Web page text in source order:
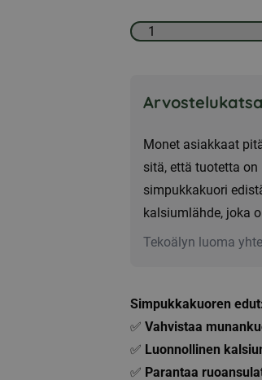
Simpukankuoret
Monet asiakkaat
sitä, että tuotetta
simpukkakuori
kalsiumlähde, joka
Tekoälyn luoma
Simpukkakuoren
✅ Vahvistaa
✅ Luonnollinen
✅ Parantaa